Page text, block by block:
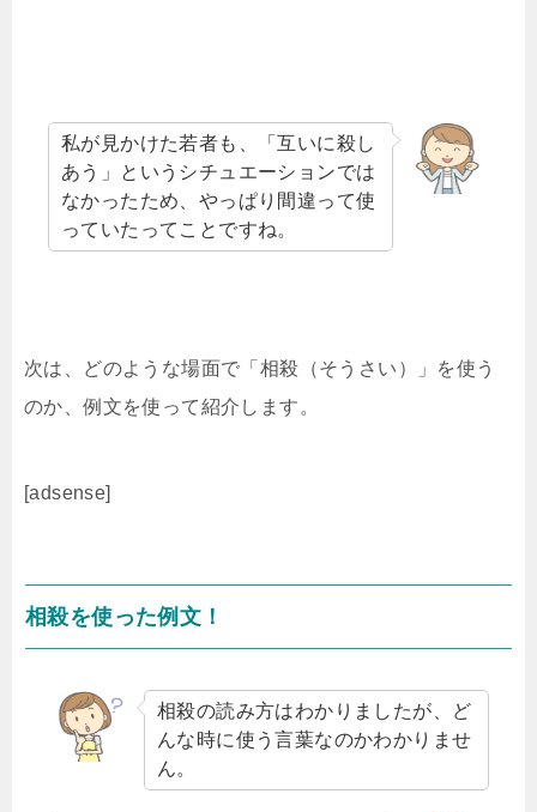
私が見かけた若者も、「互いに殺し
あう」というシチュエーションでは
なかったため、やっぱり間違って使
っていたってことですね。
次は、どのような場面で「相殺（そうさい）」を使う
のか、例文を使って紹介します。
[adsense]
相殺を使った例文！
相殺の読み方はわかりましたが、ど
んな時に使う言葉なのかわかりませ
ん。